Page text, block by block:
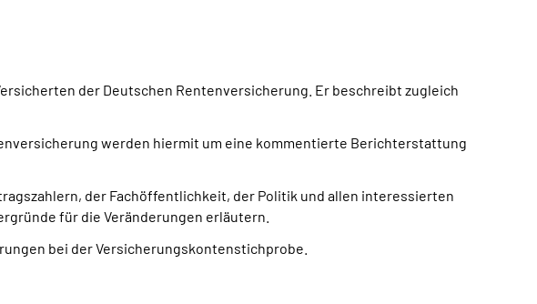
der Deutschen Rentenversicherung. Er beschreibt zugleich
werden hiermit um eine kommentierte Berichterstattung
der Fachöffentlichkeit, der Politik und allen interessierten
für die Veränderungen erläutern.
bei der Versicherungskontenstichprobe.